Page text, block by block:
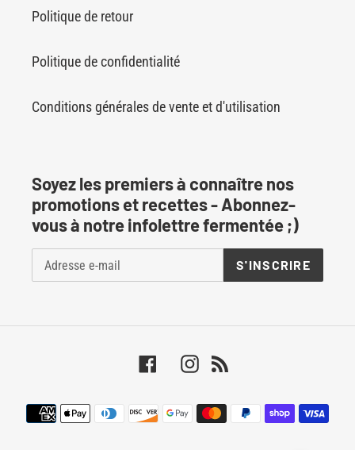
Politique de retour
Politique de confidentialité
Conditions générales de vente et d'utilisation
Soyez les premiers à connaître nos
promotions et recettes - Abonnez-
vous à notre infolettre fermentée ;)
S'INSCRIRE
FacebookInstagram
Moyens